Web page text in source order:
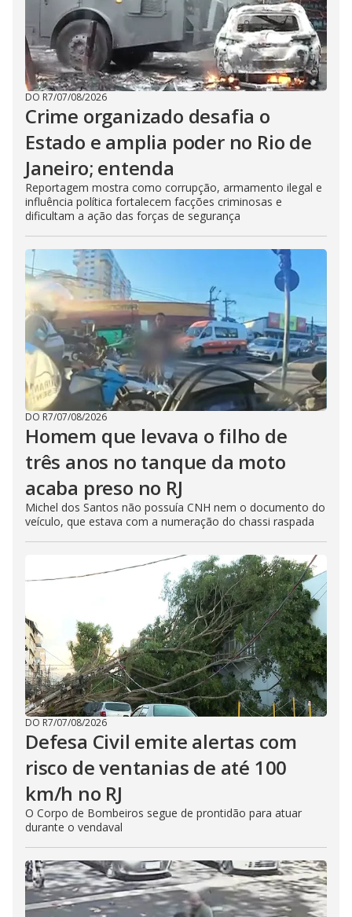
DO R7/07/08/2026
Crime organizado desafia o
Estado e amplia poder no Rio de
Janeiro; entenda
Reportagem mostra como corrupção, armamento ilegal e
influência política fortalecem facções criminosas e
dificultam a ação das forças de segurança
DO R7/07/08/2026
Homem que levava o filho de
três anos no tanque da moto
acaba preso no RJ
Michel dos Santos não possuía CNH nem o documento do
veículo, que estava com a numeração do chassi raspada
DO R7/07/08/2026
Defesa Civil emite alertas com
risco de ventanias de até 100
km/h no RJ
O Corpo de Bombeiros segue de prontidão para atuar
durante o vendaval